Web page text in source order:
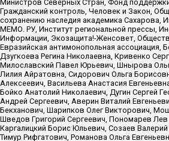
Министров Северных Стран, Фонд
Гражданский контроль, Человек и Закон,
сохранению наследия академика Сахарова,
МЕМО. РУ, Институт региональной прессы,
Информации, Экозащита!-Женсовет,
Евразийская антимонопольная ассоциация,
Дзугкоева Регина Николаевна, Кривенко
Милославский Павел Юрьевич, Шнырова
Лилия Айратовна, Сидорович Ольга
Алексеевич, Васильева Анастасия
Бойко Анатолий Николаевич, Дугин Сергей
Андрей Сергеевич, Аверин Виталий
Бекханович, Шарипков Олег Викторович,
Шведов Григорий Сергеевич, Пономарев Лев
Каргалицкий Борис Юльевич, Созаев
Тимур Рифгатович, Романова Ольга